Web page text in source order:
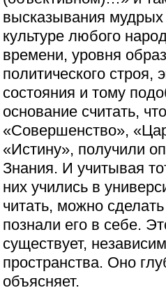
высказывания
культуре любого
времени, уровня
политического строя,
состояния и тому
основание считать,
«Совершенство»,
«Истину», получили
Знания. И учитывая
них учились в
читать, можно
познали его в себе.
существует,
пространства. Оно
объясняет.